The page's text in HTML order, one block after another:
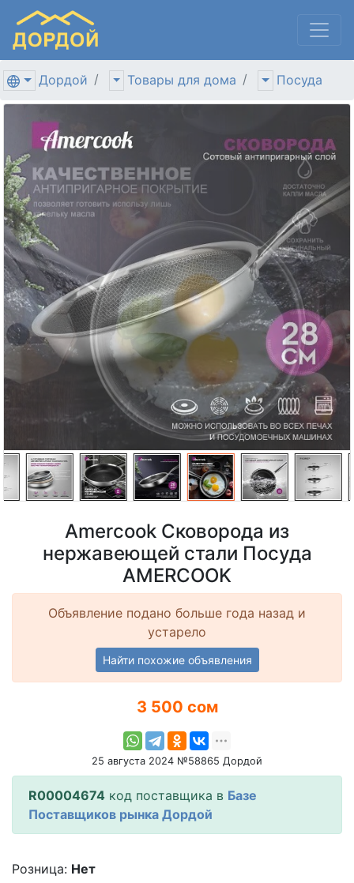
Дордой Товары для дома Посуда
Amercook Сковорода из
нержавеющей стали Посуда
AMERCOOK
Объявление подано больше года назад и
устарело
Найти похожие объявления
3 500 сом
25 августа 2024 №58865 Дордой
R00004674 код поставщика в Базе
Поставщиков рынка Дордой
Розница: Нет